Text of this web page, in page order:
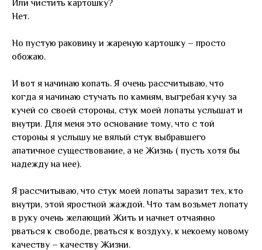
Или чистить картошку?
Нет.
Но пустую раковину и жареную картошку – просто
обожаю.
И вот я начинаю копать. Я очень рассчитываю, что
когда я начинаю стучать по камням, выгребая кучу за
кучей со своей стороны, стук моей лопаты услышат и
внутри. Для меня это основание тому, что с той
стороны я услышу не вялый стук выбравшего
апатичное существование, а не Жизнь ( пусть хотя бы
надежду на нее).
Я рассчитываю, что стук моей лопаты заразит тех, кто
внутри, этой яростной жаждой. Что там возьмет лопату
в руку очень желающий Жить и начнет отчаянно
рваться к свободе, рваться к воздуху, к некоему новому
качеству – качеству Жизни.